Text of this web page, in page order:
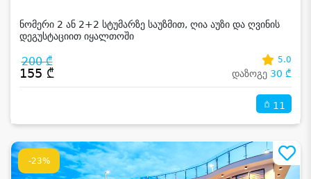
ნომერი 2 ან 2+2 სტუმარზე საუზმით, ღია აუზი და ღვინის
დეგუსტაციით იყალთოში
200 ₾
155 ₾
5.0
დაზოგე 30 ₾
11
-23%